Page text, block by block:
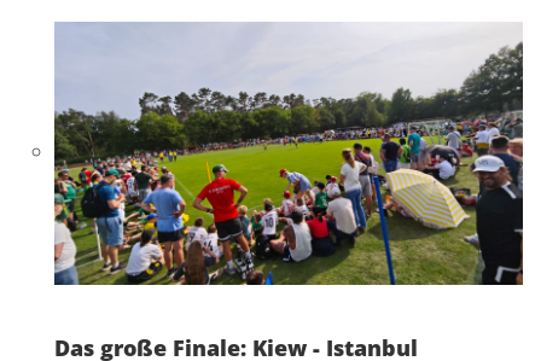
Das große Finale: Kiew - Istanbul